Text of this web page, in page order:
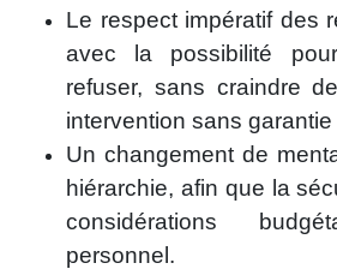
Le respect impératif des
avec la possibilité
refuser, sans craindre
intervention sans
Un changement de
hiérarchie, afin que la
considérations
personnel.